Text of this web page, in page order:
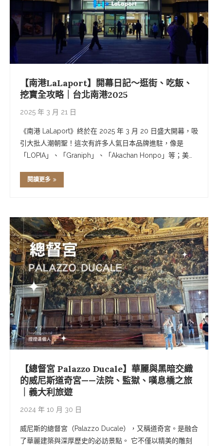
【南港LaLaport】開幕日記～逛街、吃飯、
挖寶全攻略｜台北南港2025
2025 年 3 月 21 日
《南港 LaLaport》終於在 2025 年 3 月 20 日盛大開幕，吸
引大批人潮朝聖！這次有許多人氣日本品牌進駐，像是
「LOPIA」、「Graniph」、「Akachan Honpo」等；美食
像是「林聰明砂鍋魚頭」、「鰻鰻」、「SAPPORO …
閱讀更多
【總督宮 Palazzo Ducale】華麗與黑暗交織
的威尼斯道奇宮——法院、監獄、嘆息橋之旅
｜義大利旅遊
2024 年 10 月 30 日
威尼斯的總督宮（Palazzo Ducale），又稱道奇宮。是融合
了華麗建築與深厚歷史的必訪景點。 它不僅以精美的雕刻